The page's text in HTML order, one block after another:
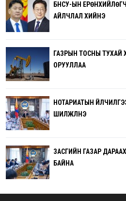
БНСУ-ЫН
АЙЛЧЛАЛ ХИЙНЭ
ГАЗРЫН ТОСНЫ ТУХАЙ
ОРУУЛЛАА
НОТАРИАТЫН
ШИЛЖҮҮЛНЭ
ЗАСГИЙН ГАЗАР
БАЙНА